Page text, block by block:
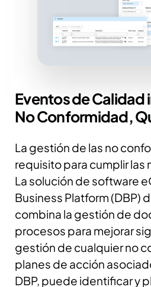
Eventos de
No Conformidad,
La gestión de las no
requisito para cumplir las
La solución de software
Business Platform (DBP)
combina la gestión de
procesos para mejorar
gestión de cualquier no
planes de acción
DBP, puede identificar y